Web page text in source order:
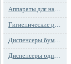
Аппараты для надевания бахил
Гигиенические расходные материалы
Диспенсеры бумажных полотенец
Диспенсеры одноразовых сидений на унитаз